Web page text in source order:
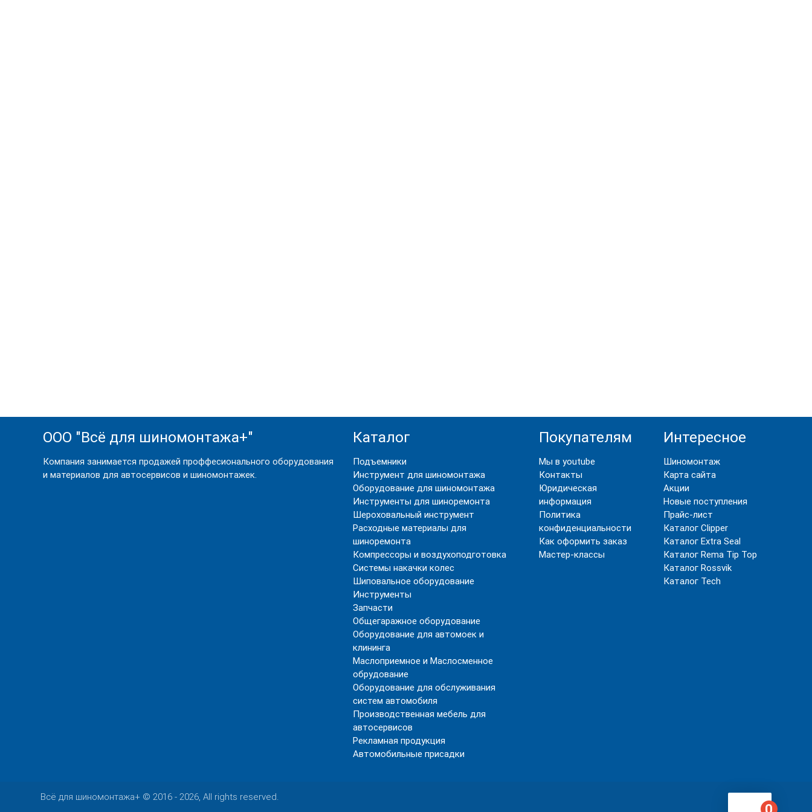
Корзина
00
ООО "Всё для шиномонтажа+"
Компания занимается продажей проффесионального оборудования
и материалов для автосервисов и шиномонтажек.
Каталог
Подъемники
Инструмент для шиномонтажа
Оборудование для шиномонтажа
Инструменты для шиноремонта
Шероховальный инструмент
Расходные материалы для
шиноремонта
Компрессоры и воздухоподготовка
Системы накачки колес
Шиповальное оборудование
Инструменты
Запчасти
Общегаражное оборудование
Оборудование для автомоек и
клининга
Маслоприемное и Маслосменное
обрудование
Оборудование для обслуживания
систем автомобиля
Производственная мебель для
автосервисов
Рекламная продукция
Автомобильные присадки
Покупателям
Мы в youtube
Контакты
Юридическая
информация
Политика
конфиденциальности
Как оформить заказ
Мастер-классы
Интересное
Шиномонтаж
Карта сайта
Акции
Новые поступления
Прайс-лист
Каталог Clipper
Каталог Extra Seal
Каталог Rema Tip Top
Каталог Rossvik
Каталог Tech
Всё для шиномонтажа+ © 2016 - 2026, All rights reserved.